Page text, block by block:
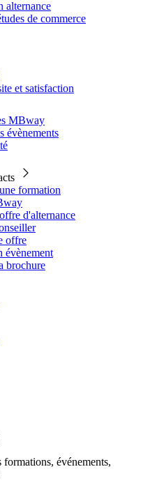
alternance
de commerce
et satisfaction
MBway
évènements
formation
d'alternance
offre
évènement
brochure
formations, événements,